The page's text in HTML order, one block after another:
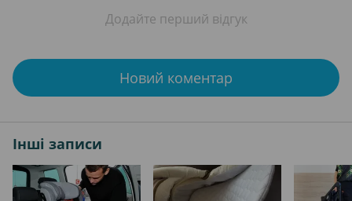
Додайте перший відгук
Новий коментар
Інші записи